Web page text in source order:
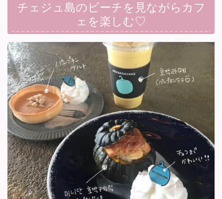
チェジュ島のビーチを見ながらカフ
ェを楽しむ♡